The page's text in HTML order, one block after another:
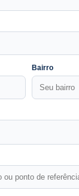
Bairro